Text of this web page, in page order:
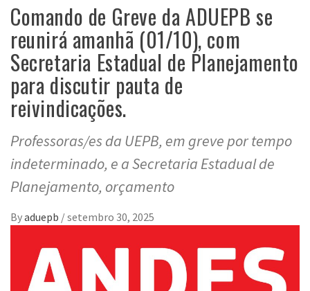
Comando de Greve da ADUEPB se
reunirá amanhã (01/10), com
Secretaria Estadual de Planejamento
para discutir pauta de
reivindicações.
Professoras/es da UEPB, em greve por tempo
indeterminado, e a Secretaria Estadual de
Planejamento, orçamento
Byaduepb /setembro 30, 2025